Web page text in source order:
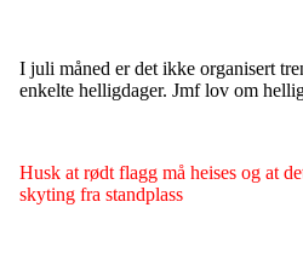
I juli måned er det ikke organisert
enkelte helligdager. Jmf lov om
Husk at rødt flagg må heises og at
skyting fra standplass